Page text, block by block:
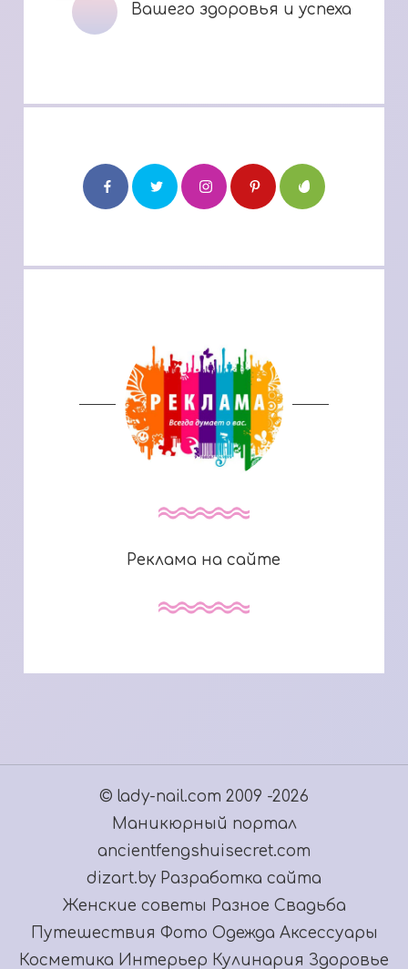
Вашего здоровья и успеха
Вашего здоровья и успеха
Реклама на сайте
© lady-nail.com 2009 -2026
Маникюрный портал
ancientfengshuisecret.com
dizart.by Разработка сайта
Женские советы Разное Свадьба
Путешествия Фото Одежда Аксессуары
Косметика Интерьер Кулинария Здоровье